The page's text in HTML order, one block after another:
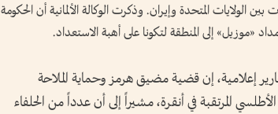
الولايات المتحدة وإيران. وذكرت الوكالة الألمانية أن الحكومة
«موزيل» إلى المنطقة لتكونا على أهبة الاستعداد.
إعلامية، إن قضية مضيق هرمز وحماية الملاحة
المرتقبة في أنقرة، مشيراً إلى أن عدداً من الحلفاء